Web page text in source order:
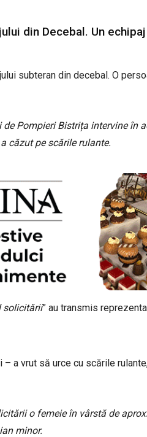
din Decebal. Un
subteran din decebal. O
Pompieri Bistrița intervine în
căzut pe scările rulante.
solicitării” au transmis
a vrut să urce cu scările
o femeie în vârstă de
minor.